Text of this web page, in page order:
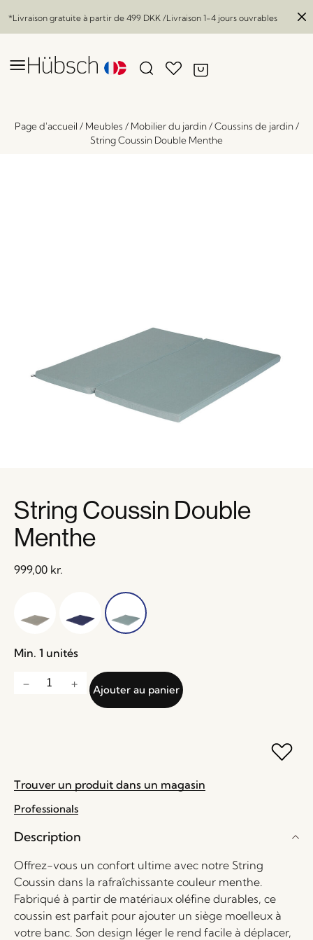
*Livraison gratuite à partir de 499 DKK /Livraison 1-4 jours ouvrables
Page d'accueil / Meubles / Mobilier du jardin/Coussins de jardin/
String Coussin Double Menthe
String Coussin Double
Menthe
999,00 kr.
Min. 1 unités
Ajouter au panier
Trouver un produit dans un magasin
Professionals
Description
Offrez-vous un confort ultime avec notre String
Coussin dans la rafraîchissante couleur menthe.
Fabriqué à partir de matériaux oléfine durables, ce
coussin est parfait pour ajouter un siège moelleux à
votre banc. Son design léger le rend facile à déplacer,